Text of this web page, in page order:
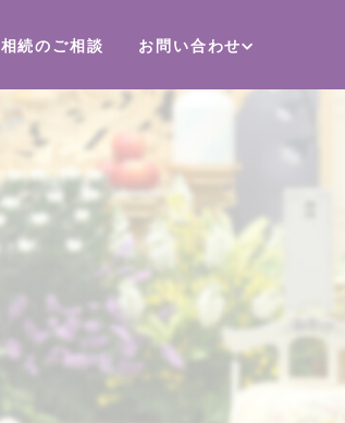
相続のご相談 お問い合わせ